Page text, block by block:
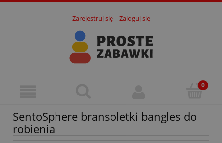
Zarejestruj się Zaloguj się
SentoSphere bransoletki bangles do
robienia